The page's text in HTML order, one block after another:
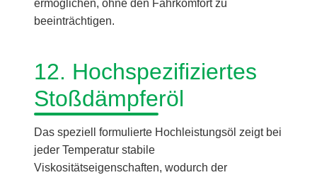
ermöglichen, ohne den Fahrkomfort zu
beeinträchtigen.
12. Hochspezifiziertes
Stoßdämpferöl
Das speziell formulierte Hochleistungsöl zeigt bei
jeder Temperatur stabile
Viskositätseigenschaften, wodurch der